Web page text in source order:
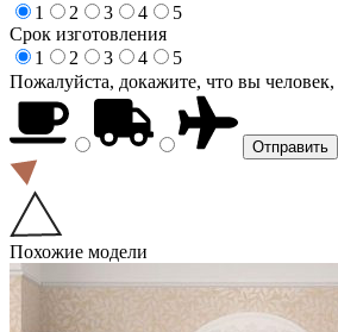
1
2 3 4
5
Срок изготовления
1
2 3 4
5
Пожалуйста, докажите, что вы
Похожие модели